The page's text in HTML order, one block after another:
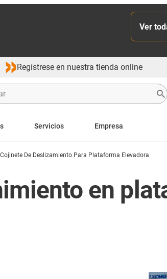
Ver
Regístrese en nuestra tienda online
Servicios Empresa
Cojinete De Deslizamiento Para Plataforma Elevadora
en